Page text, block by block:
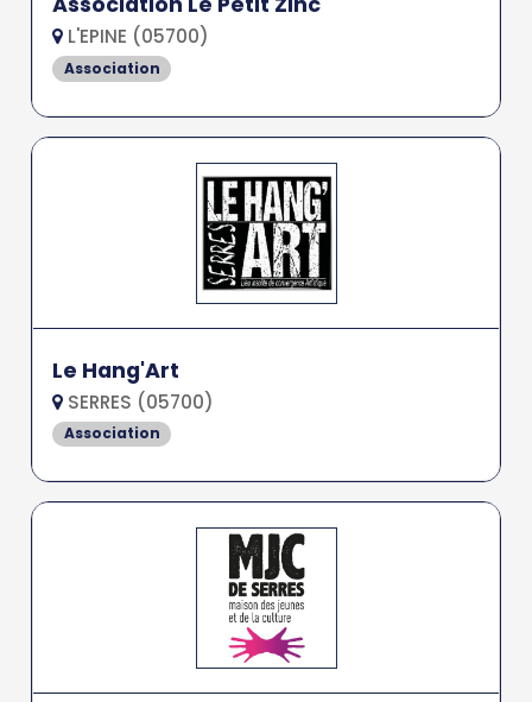
L'EPINE (05700)
Association
Le Hang'Art
SERRES (05700)
Association